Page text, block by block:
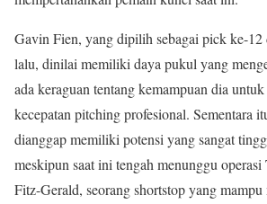
Gavin Fien, yang dipilih sebagai pick ke-12
lalu, dinilai memiliki daya pukul yang
ada keraguan tentang kemampuan dia
kecepatan pitching profesional. Sementara
dianggap memiliki potensi yang sangat
meskipun saat ini tengah menunggu
Fitz-Gerald, seorang shortstop yang